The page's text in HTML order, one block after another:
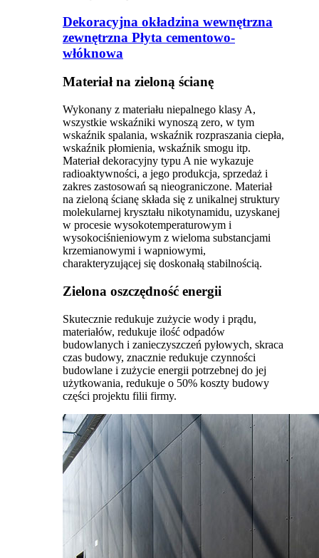
Dekoracyjna okładzina wewnętrzna
zewnętrzna Płyta cementowo-
włóknowa
Materiał na zieloną ścianę
Wykonany z materiału niepalnego klasy A,
wszystkie wskaźniki wynoszą zero, w tym
wskaźnik spalania, wskaźnik rozpraszania ciepła,
wskaźnik płomienia, wskaźnik smogu itp.
Materiał dekoracyjny typu A nie wykazuje
radioaktywności, a jego produkcja, sprzedaż i
zakres zastosowań są nieograniczone. Materiał
na zieloną ścianę składa się z unikalnej struktury
molekularnej kryształu nikotynamidu, uzyskanej
w procesie wysokotemperaturowym i
wysokociśnieniowym z wieloma substancjami
krzemianowymi i wapniowymi,
charakteryzującej się doskonałą stabilnością.
Zielona oszczędność energii
Skutecznie redukuje zużycie wody i prądu,
materiałów, redukuje ilość odpadów
budowlanych i zanieczyszczeń pyłowych, skraca
czas budowy, znacznie redukuje czynności
budowlane i zużycie energii potrzebnej do jej
użytkowania, redukuje o 50% koszty budowy
części projektu filii firmy.